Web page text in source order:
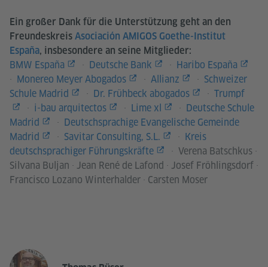
Ein großer Dank für die Unterstützung geht an den
Freundeskreis Asociación AMIGOS Goethe-Institut
España, insbesondere an seine Mitglieder:
BMW España · Deutsche Bank · Haribo España
· Monereo Meyer Abogados · Allianz · Schweizer
Schule Madrid
· Dr. Frühbeck abogados · Trumpf
· i-bau arquitectos · Lime xl · Deutsche Schule
Madrid
· Deutschsprachige Evangelische Gemeinde
Madrid
· Savitar Consulting, S.L. · Kreis
deutschsprachiger Führungskräfte
· Verena Batschkus ·
Silvana Buljan · Jean René de Lafond · Josef Fröhlingsdorf ·
Francisco Lozano Winterhalder · Carsten Moser